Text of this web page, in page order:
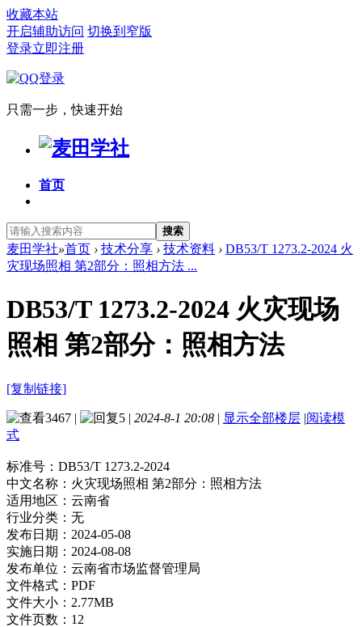
收藏本站
开启辅助访问 切换到窄版
登录立即注册
只需一步，快速开始
首页
搜索
麦田学社»首页 › 技术分享 › 技术资料 › DB53/T 1273.2-2024 火
灾现场照相 第2部分：照相方法 ...
DB53/T 1273.2-2024 火灾现场
照相 第2部分：照相方法
[复制链接]
3467 | 5 | 2024-8-1 20:08 | 显示全部楼层 |阅读模
式
标准号： DB53/T 1273.2-2024
中文名称： 火灾现场照相 第2部分：照相方法
适用地区： 云南省
行业分类： 无
发布日期： 2024-05-08
实施日期： 2024-08-08
发布单位： 云南省市场监督管理局
文件格式： PDF
文件大小： 2.77MB
文件页数： 12